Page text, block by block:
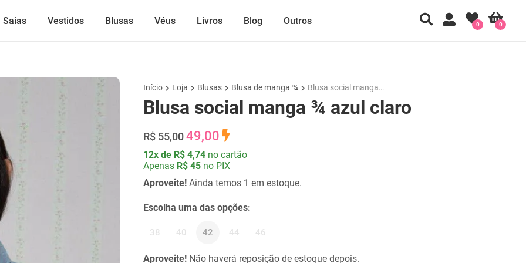
Saias Vestidos Blusas Véus Livros Blog Outros 0
0
Início Loja Blusas Blusa de manga ¾ Blusa social manga…
Blusa social manga ¾ azul claro
R$ 55,0049,00
12x de R$ 4,74 no cartão
Apenas R$ 45 no PIX
Aproveite! Ainda temos 1 em estoque.
Escolha uma das opções:
38 40 42 44 46
Aproveite! Não haverá reposição de estoque depois.